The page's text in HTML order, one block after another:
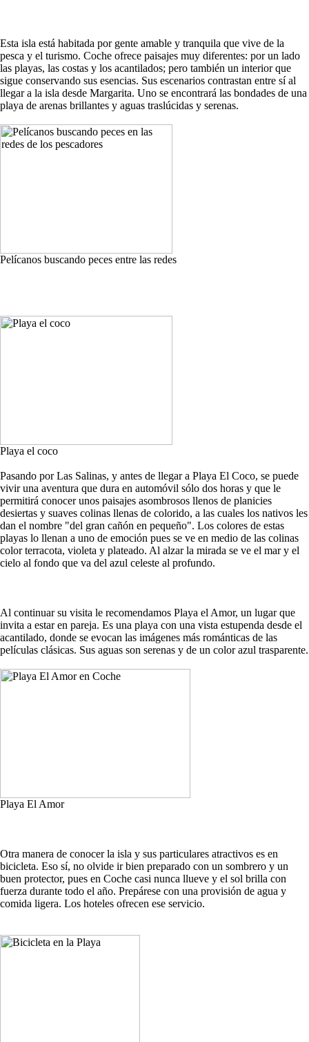
Esta isla está habitada por gente amable y tranquila que vive de la
pesca y el turismo. Coche ofrece paisajes muy diferentes: por un lado
las playas, las costas y los acantilados; pero también un interior que
sigue conservando sus esencias. Sus escenarios contrastan entre sí al
llegar a la isla desde Margarita. Uno se encontrará las bondades de una
playa de arenas brillantes y aguas traslúcidas y serenas.
Pelícanos buscando peces entre las redes
Playa el coco
Pasando por Las Salinas, y antes de llegar a Playa El Coco, se puede
vivir una aventura que dura en automóvil sólo dos horas y que le
permitirá conocer unos paisajes asombrosos llenos de planicies
desiertas y suaves colinas llenas de colorido, a las cuales los nativos les
dan el nombre "del gran cañón en pequeño". Los colores de estas
playas lo llenan a uno de emoción pues se ve en medio de las colinas
color terracota, violeta y plateado. Al alzar la mirada se ve el mar y el
cielo al fondo que va del azul celeste al profundo.
Al continuar su visita le recomendamos Playa el Amor, un lugar que
invita a estar en pareja. Es una playa con una vista estupenda desde el
acantilado, donde se evocan las imágenes más románticas de las
películas clásicas. Sus aguas son serenas y de un color azul trasparente.
Playa El Amor
Otra manera de conocer la isla y sus particulares atractivos es en
bicicleta. Eso sí, no olvide ir bien preparado con un sombrero y un
buen protector, pues en Coche casi nunca llueve y el sol brilla con
fuerza durante todo el año. Prepárese con una provisión de agua y
comida ligera. Los hoteles ofrecen ese servicio.